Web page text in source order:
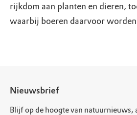
rijkdom aan planten en dieren,
waarbij boeren daarvoor
Nieuwsbrief
Blijf op de hoogte van natuurnieuws,